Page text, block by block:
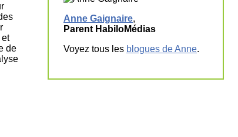
de
Anne Gaignaire,
Parent HabiloMédias
Voyez tous les blogues de Anne.